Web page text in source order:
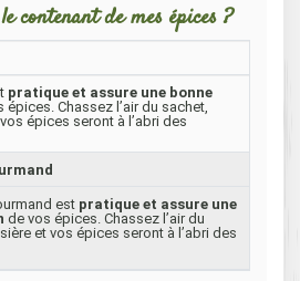
contenant de mes épices ?
pratique et assure une bonne
épices. Chassez l’air du sachet,
épices seront à l’abri des
est pratique et assure une
de vos épices. Chassez l’air du
et vos épices seront à l’abri des